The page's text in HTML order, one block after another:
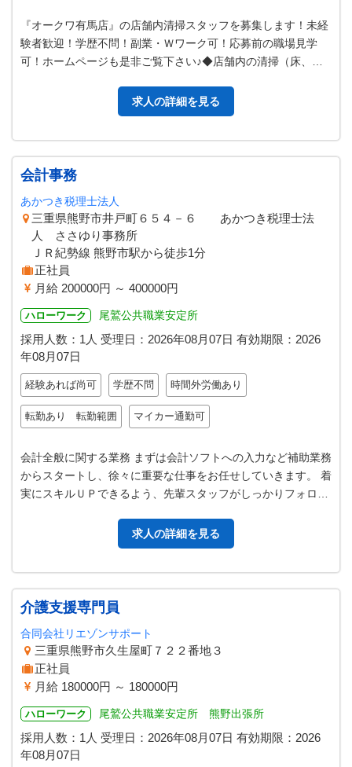
『オークワ有馬店』の店舗内清掃スタッフを募集します！未経
験者歓迎！学歴不問！副業・Ｗワーク可！応募前の職場見学
可！ホームページも是非ご覧下さい♪◆店舗内の清掃（床、ガ
求人の詳細を見る
会計事務
あかつき税理士法人
三重県熊野市井戸町６５４－６ あかつき税理士法
人 ささゆり事務所
ＪＲ紀勢線 熊野市駅から徒歩1分
正社員
月給 200000円 ～ 400000円
ハローワーク 尾鷲公共職業安定所
採用人数：1人 受理日： 2026年08月07日 有効期限： 2026
年08月07日
経験あれば尚可 学歴不問 時間外労働あり
転勤あり 転勤範囲 マイカー通勤可
会計全般に関する業務 まずは会計ソフトへの入力など補助業務
からスタートし、徐々に重要な仕事をお任せしていきます。 着
実にスキルＵＰできるよう、先輩スタッフがしっかりフォロー
求人の詳細を見る
介護支援専門員
合同会社リエゾンサポート
三重県熊野市久生屋町７２２番地３
正社員
月給 180000円 ～ 180000円
ハローワーク 尾鷲公共職業安定所 熊野出張所
採用人数：1人 受理日： 2026年08月07日 有効期限： 2026
年08月07日